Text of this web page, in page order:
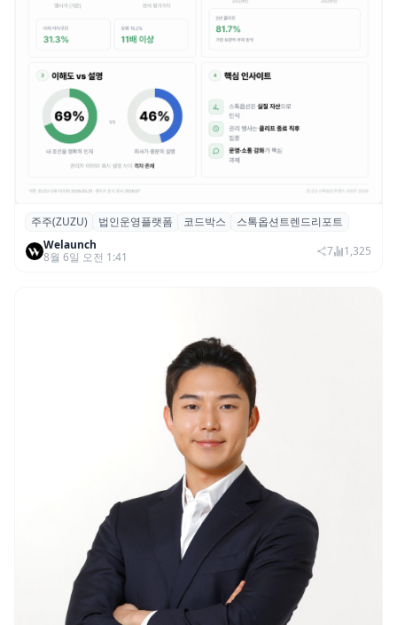
스톡옵션 취소율 2년 만에 18.2%→31.3%…
권리 발생 즉시 행사 비중도 급증
주주(ZUZU) 법인운영플랫폼 코드박스
스톡옵션트렌드리포트
Welaunch
8월 6일 오전 1:41
7 1,325